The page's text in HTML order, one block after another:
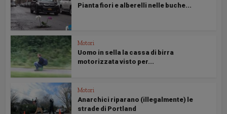
Pianta fiori e alberelli nelle buche...
Motori
Uomo in sella la cassa di birra
motorizzata visto per...
Motori
Anarchici riparano (illegalmente) le
strade di Portland